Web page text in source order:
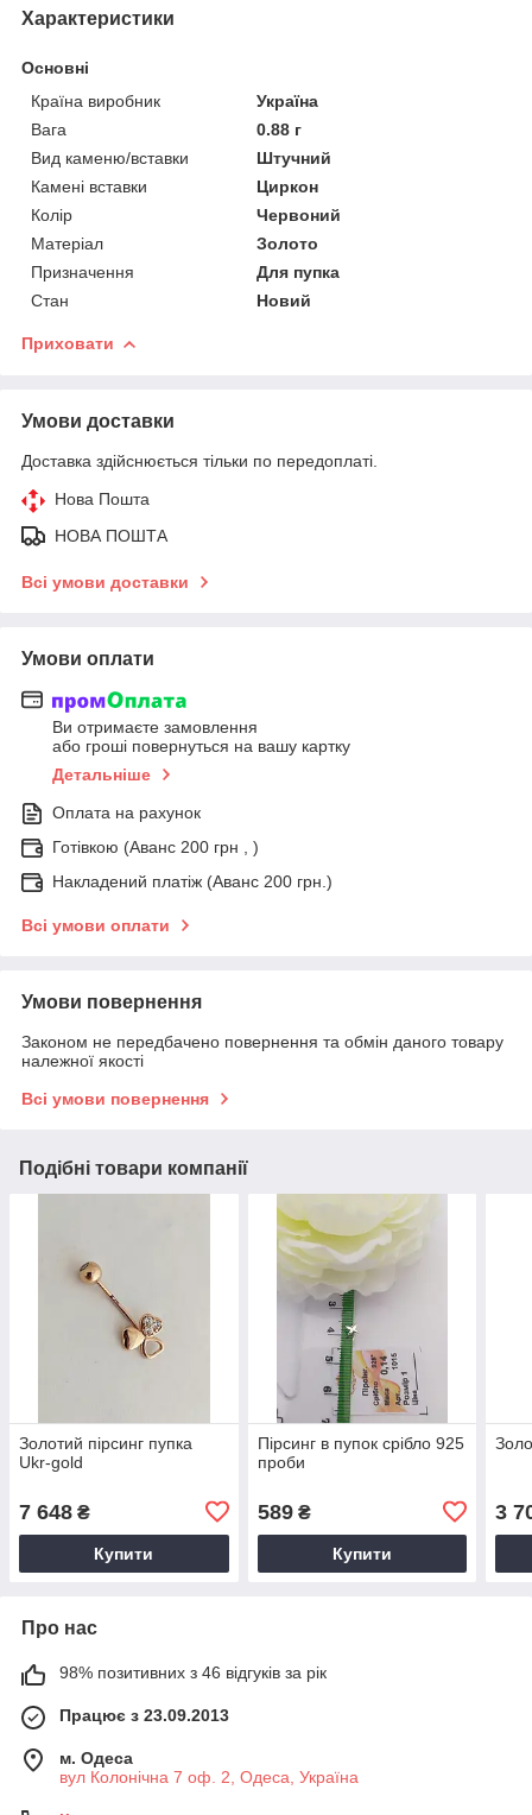
Характеристики
Основні
Країна виробник
Україна
Вага
0.88 г
Вид каменю/вставки
Штучний
Камені вставки
Циркон
Колір
Червоний
Матеріал
Золото
Призначення
Для пупка
Стан
Новий
Приховати
Умови доставки
Доставка здійснюється тільки по передоплаті.
Нова Пошта
НОВА ПОШТА
Всі умови доставки
Умови оплати
Ви отримаєте замовлення
або гроші повернуться на вашу картку
Детальніше
Оплата на рахунок
Готівкою (Аванс 200 грн , )
Накладений платіж (Аванс 200 грн.)
Всі умови оплати
Умови повернення
Законом не передбачено повернення та обмін даного товару
належної якості
Всі умови повернення
Подібні товари компанії
Золотий пірсинг пупка
Ukr-gold
7 648 ₴
Купити
Пірсинг в пупок срібло 925
проби
589₴
Купити
3
Про нас
98% позитивних з 46 відгуків за рік
Працює з 23.09.2013
м. Одеса
вул Колонічна 7 оф. 2, Одеса, Україна